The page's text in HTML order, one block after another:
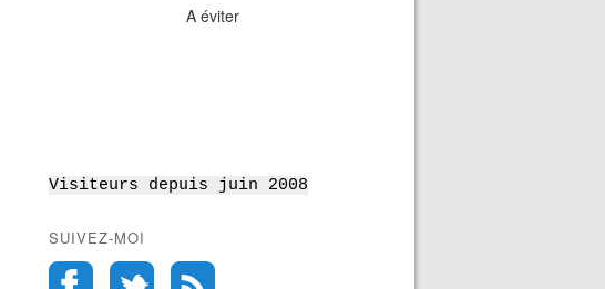
A éviter
Visiteurs depuis juin 2008
SUIVEZ-MOI